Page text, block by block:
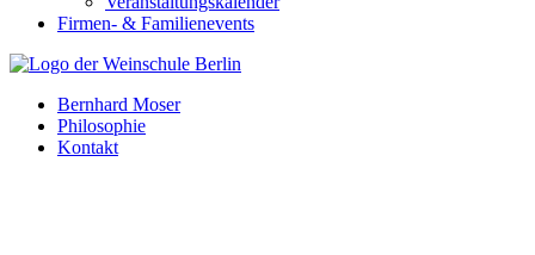
Firmen- & Familienevents
Bernhard Moser
Philosophie
Kontakt